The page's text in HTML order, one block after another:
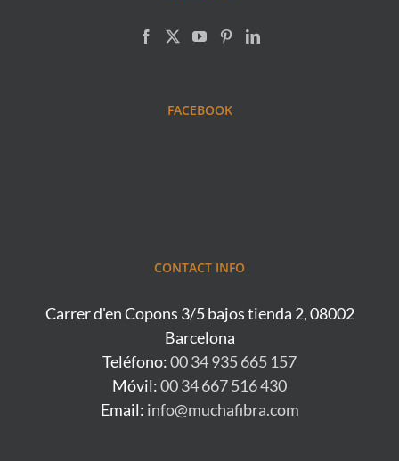
FACEBOOK
CONTACT INFO
Carrer d'en Copons 3/5 bajos tienda 2, 08002
Barcelona
Teléfono:00 34 935 665 157
Móvil:00 34 667 516 430
Email: info@muchafibra.com